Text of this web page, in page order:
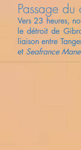
Passage
Vers 23 heures,
le détroit de
liaison entre
et Seafrance